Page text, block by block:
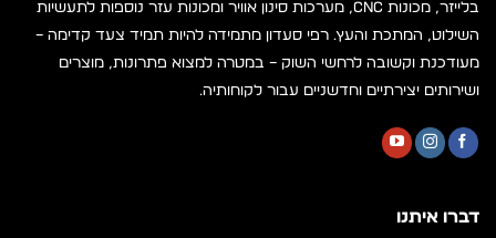
משקל נטו 800 ק"ג
ממדים 2290(L) x 860(W) x 1560(H) מ"מ
בלייזר, מכונות CNC, מערכות סינון אוויר ומכונות עזר נוספות לתעשיות
השילוט, המתכת והעץ. רפי סעדון מתמידה להיות תמיד צעד קדימה –
מעודכנת וקשובה לרחשי השוק – במטרה למצוא פתרונות, מוצרים
ושירותים יצירתיים וחדשניים עבור לקוחותיה.
דברו איתנו